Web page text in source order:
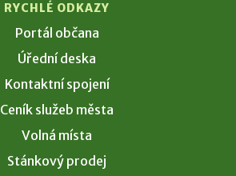
RYCHLÉ ODKAZY
Portál občana
Úřední deska
Kontaktní spojení
Ceník služeb města
Volná místa
Stánkový prodej